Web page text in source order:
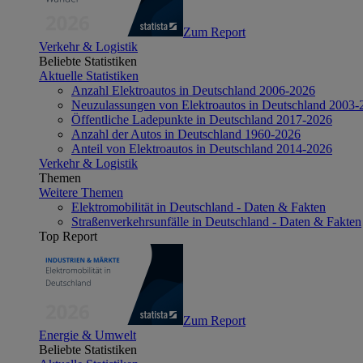
Zum Report
Verkehr & Logistik
Beliebte Statistiken
Aktuelle Statistiken
Anzahl Elektroautos in Deutschland 2006-2026
Neuzulassungen von Elektroautos in Deutschland 2003-
Öffentliche Ladepunkte in Deutschland 2017-2026
Anzahl der Autos in Deutschland 1960-2026
Anteil von Elektroautos in Deutschland 2014-2026
Verkehr & Logistik
Themen
Weitere Themen
Elektromobilität in Deutschland - Daten & Fakten
Straßenverkehrsunfälle in Deutschland - Daten & Fakten
Top Report
Zum Report
Energie & Umwelt
Beliebte Statistiken